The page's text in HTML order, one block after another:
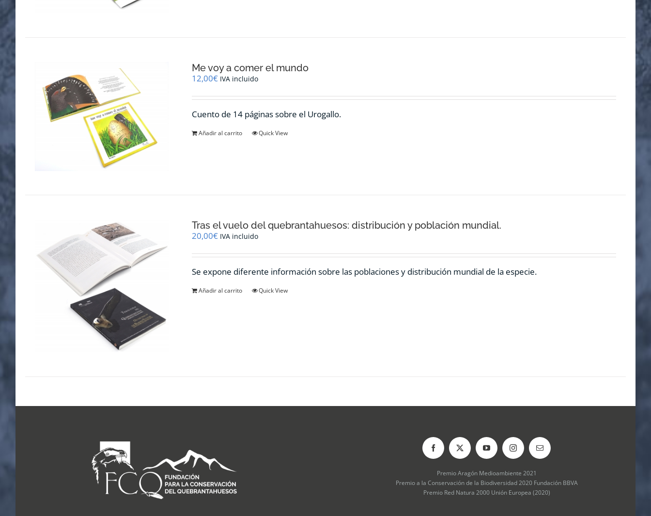
Me voy a comer el mundo
12,00€ IVA incluido
Cuento de 14 páginas sobre el Urogallo.
Añadir al carrito Quick View
Tras el vuelo del quebrantahuesos: distribución y población mundial.
20,00€ IVA incluido
Se expone diferente información sobre las poblaciones y distribución mundial de la especie.
Añadir al carrito Quick View
Premio Aragón Medioambiente 2021
Premio a la Conservación de la Biodiversidad 2020 Fundación BBVA
Premio Red Natura 2000 Unión Europea (2020)